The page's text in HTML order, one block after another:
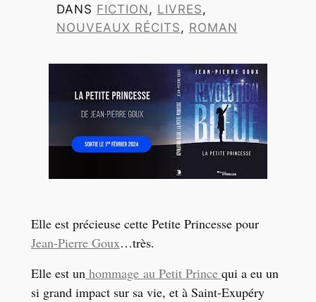
DANS FICTION, LIVRES
NOUVEAUX RÉCITS, ROMAN
Elle est précieuse cette Petite Princesse pour
Jean-Pierre Goux…très.
Elle est unhommage au Petit Prince qui a eu un
si grand impact sur sa vie, età Saint-Exupéry